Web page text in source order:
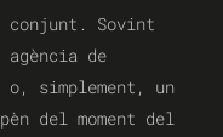
conjunt. Sovint
de
o, simplement, un
del moment del